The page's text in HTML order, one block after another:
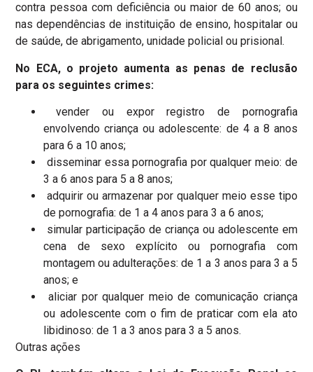
contra pessoa com deficiência ou maior de 60 anos; ou
nas dependências de instituição de ensino, hospitalar ou
de saúde, de abrigamento, unidade policial ou prisional.
No ECA, o projeto aumenta as penas de reclusão
para os seguintes crimes:
vender ou expor registro de pornografia
envolvendo criança ou adolescente: de 4 a 8 anos
para 6 a 10 anos;
disseminar essa pornografia por qualquer meio: de
3 a 6 anos para 5 a 8 anos;
adquirir ou armazenar por qualquer meio esse tipo
de pornografia: de 1 a 4 anos para 3 a 6 anos;
simular participação de criança ou adolescente em
cena de sexo explícito ou pornografia com
montagem ou adulterações: de 1 a 3 anos para 3 a 5
anos; e
aliciar por qualquer meio de comunicação criança
ou adolescente com o fim de praticar com ela ato
libidinoso: de 1 a 3 anos para 3 a 5 anos.
Outras ações